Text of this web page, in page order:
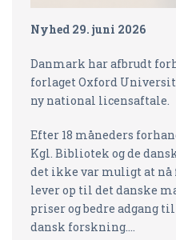
Nyhed 29. juni 2026
Danmark har afbrudt
forlaget Oxford
ny national licensaftale.
Efter 18 måneders
Kgl. Bibliotek og de
det ikke var muligt at
lever op til det danske
priser og bedre adgang
dansk forskning….